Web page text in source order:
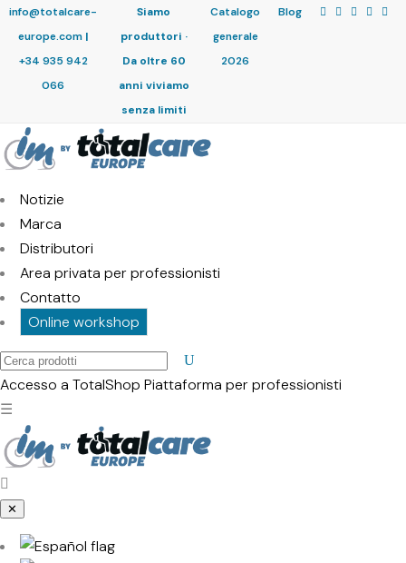
info@totalcare-
europe.com|
+34 935 942
066
Siamo
produttori ·
Da oltre 60
anni viviamo
senza limiti
Catalogo
generale
2026
Blog
Notizie
Marca
Distributori
Area privata per professionisti
Contatto
Online workshop
Cerca
prodotti
Accesso a TotalShop Piattaforma per professionisti
☰
✕